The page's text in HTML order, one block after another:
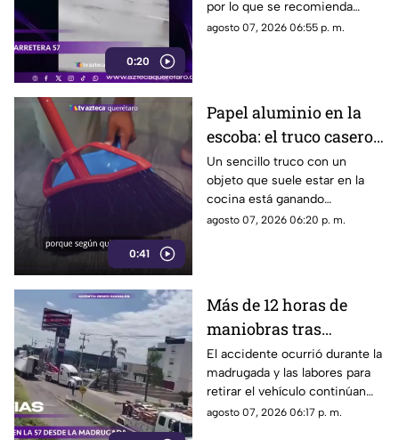
0:20
por lo que se recomienda
considerar tiempos de
agosto 07, 2026 06:55 p. m.
0:41
Papel aluminio en la
escoba: el truco casero
que se volvió viral
Un sencillo truco con un
objeto que suele estar en la
cocina está ganando
popularidad entre quienes
agosto 07, 2026 06:20 p. m.
Más de 12 horas de
maniobras tras
volcadura de unidad
pesada en la carretera
57
El accidente ocurrió durante la
madrugada y las labores para
retirar el vehículo continúan
desde hace más de 12 horas en
agosto 07, 2026 06:17 p. m.